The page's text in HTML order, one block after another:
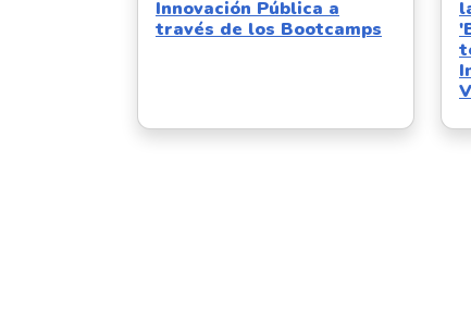
Innovación Pública a
través de los Bootcamps